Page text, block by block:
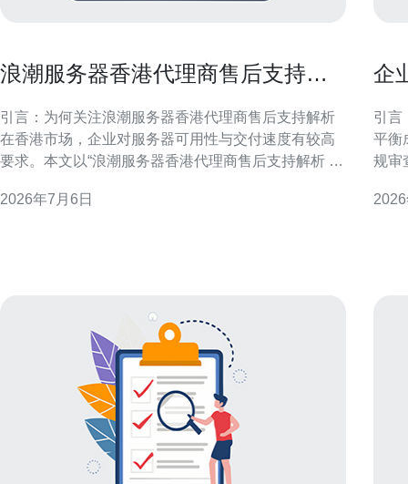
浪潮服务器香港代理商售后支持解
引言：为何关注浪潮服务器香港代理商售后支持解析
在香港市场，企业对服务器可用性与交付速度有较高
要求。本文以“浪潮服务器香港代理商售后支持解析 企
件管理方面的关键点，帮助IT决策者优化维护体系与
2026年7月6日
企
引言
平衡
规审
源。 了解阿里云香港免费服务器的申请资格与形式 企